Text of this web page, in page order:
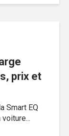
prix et
Smart EQ